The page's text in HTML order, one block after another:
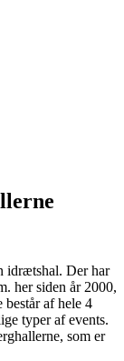
idrætshal. Der har
her siden år 2000,
af hele 4
typer af events.
som er